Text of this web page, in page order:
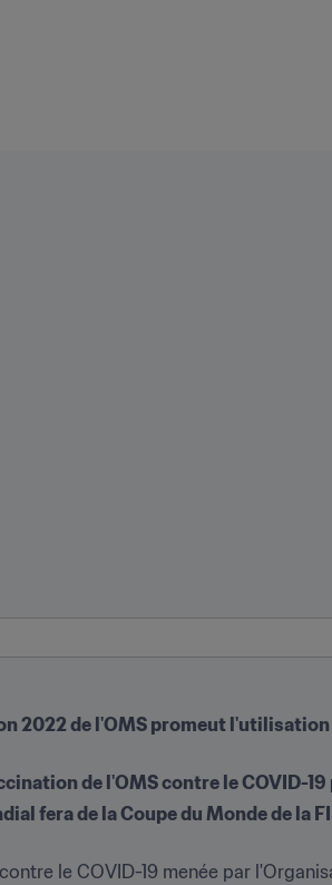
2022 de l'OMS promeut
de l'OMS contre le COVID-
fera de la Coupe du Monde de la
le COVID-19 menée par